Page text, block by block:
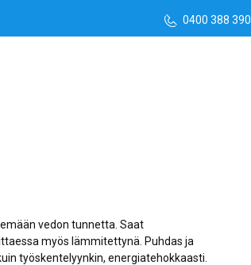
0400 388 390
vedon tunnetta. Saat
myös lämmitettynä. Puhdas ja
työskentelyynkin, energiatehokkaasti.